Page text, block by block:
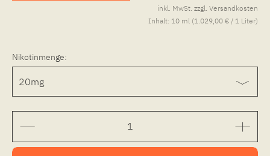
inkl. MwSt. zzgl. Versandkosten
Inhalt: 10 ml (1.029,00 € / 1 Liter)
Nikotinmenge: